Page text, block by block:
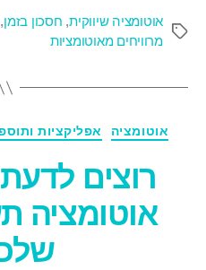
אוטומציה שיווקית, חסכון בזמן,
מרוויחים מאוטומציות
אוטומציה אפליקציות
רוצים
אוטומציה